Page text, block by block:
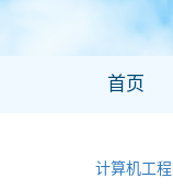
首页
计算机工程